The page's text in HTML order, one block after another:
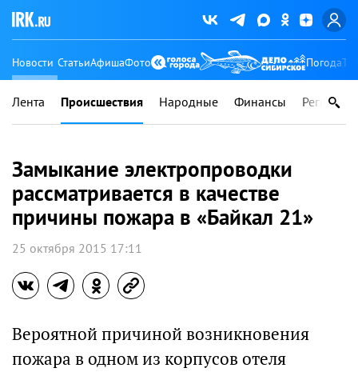
Новости СтатьиАфишаФото Погода
Лента Происшествия Народные Финансы Регионы
Замыкание электропроводки
рассматривается в качестве
причины пожара в «Байкал 21»
25 октября 2015 17:11
Вероятной причиной возникновения
пожара в одном из корпусов отеля